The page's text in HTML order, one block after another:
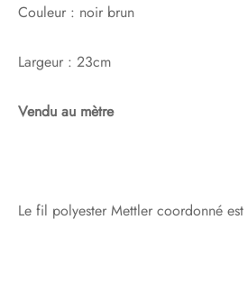
Couleur : noir brun
Largeur : 23cm
Vendu au mètre
Le fil polyester Mettler coordonné est